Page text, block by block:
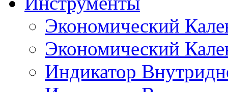
Экономический
Экономический
Индикатор